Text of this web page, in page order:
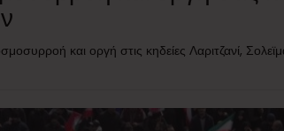
και οργή στις κηδείες Λαριτζανί,